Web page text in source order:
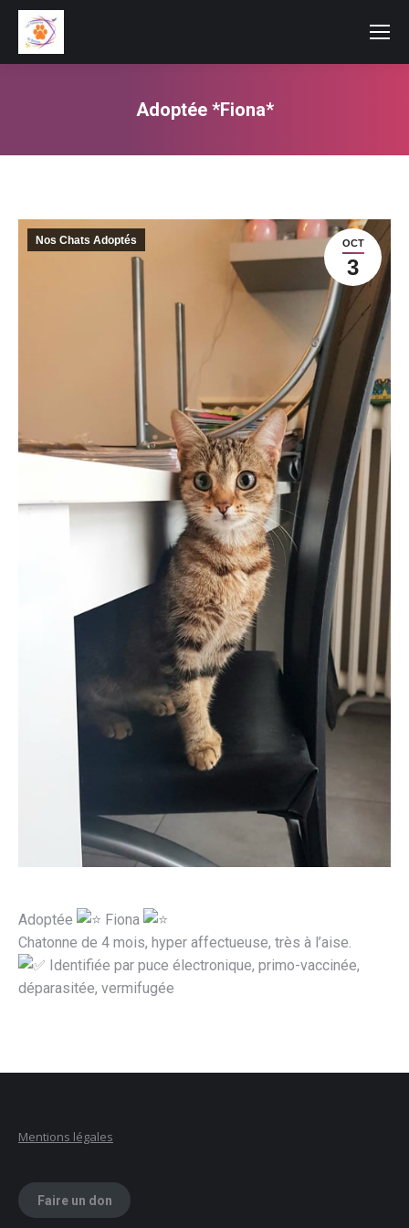
Adoptée *Fiona*
OCT
3
Nos Chats Adoptés
Adoptée
Fiona
Chatonne de 4 mois, hyper affectueuse, très à l’aise.
Identifiée par puce électronique, primo-vaccinée,
déparasitée, vermifugée
Mentions légales
Faire un don